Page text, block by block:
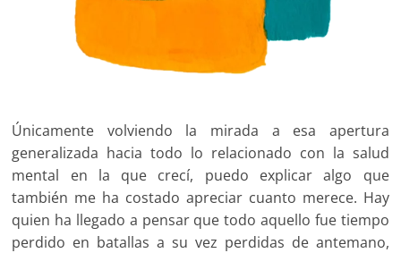
Únicamente volviendo la mirada a esa apertura
generalizada hacia todo lo relacionado con la salud
mental en la que crecí, puedo explicar algo que
también me ha costado apreciar cuanto merece. Hay
quien ha llegado a pensar que todo aquello fue tiempo
perdido en batallas a su vez perdidas de antemano,